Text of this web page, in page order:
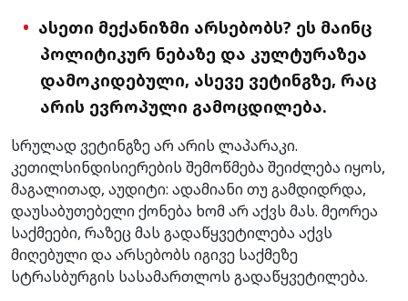
ასეთი მექანიზმი არსებობს? ეს მაინც
პოლიტიკურ ნებაზე და კულტურაზეა
დამოკიდებული, ასევე ვეტინგზე, რაც
არის ევროპული გამოცდილება.
სრულად ვეტინგზე არ არის ლაპარაკი.
კეთილსინდისიერების შემოწმება შეიძლება იყოს,
მაგალითად, აუდიტი: ადამიანი თუ გამდიდრდა,
დაუსაბუთებელი ქონება ხომ არ აქვს მას. მეორეა
საქმეები, რაზეც მას გადაწყვეტილება აქვს
მიღებული და არსებობს იგივე საქმეზე
სტრასბურგის სასამართლოს გადაწყვეტილება.